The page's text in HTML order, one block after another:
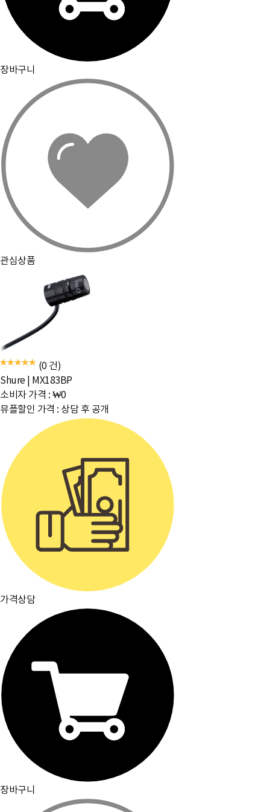
장바구니
관심상품
(0 건)
Shure
MX183BP
소비자 가격 : ₩0
뮤플할인 가격 : 상담 후 공개
가격상담
장바구니